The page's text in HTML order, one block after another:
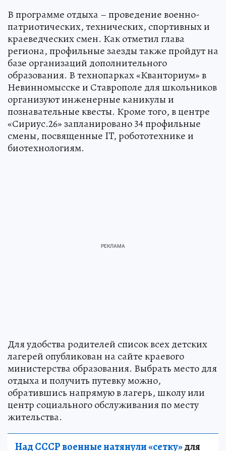
В программе отдыха – проведение военно-
патриотических, технических, спортивных и
краеведческих смен. Как отметил глава
региона, профильные заезды также пройдут на
базе организаций дополнительного
образования. В технопарках «Кванториум» в
Невинномысске и Ставрополе для школьников
организуют инженерные каникулы и
познавательные квесты. Кроме того, в центре
«Сириус.26» запланировано 34 профильные
смены, посвященные IT, робототехнике и
биотехнологиям.
Для удобства родителей список всех детских
лагерей опубликован на сайте краевого
министерства образования. Выбрать место для
отдыха и получить путевку можно,
обратившись напрямую в лагерь, школу или
центр социального обслуживания по месту
жительства.
Над СССР военные натянули «сетку»для